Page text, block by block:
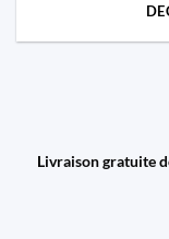
Livraison gratuite